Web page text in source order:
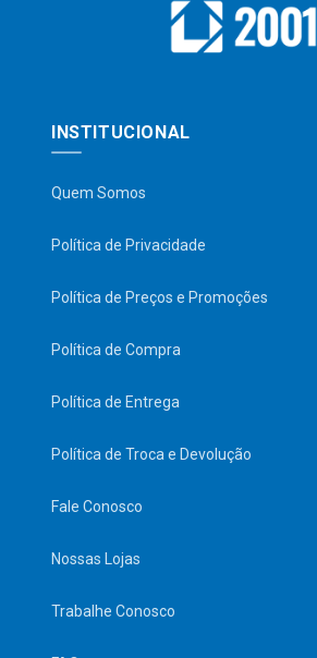
INSTITUCIONAL
Quem Somos
Política de Privacidade
Política de Preços e Promoções
Política de Compra
Política de Entrega
Política de Troca e Devolução
Fale Conosco
Nossas Lojas
Trabalhe Conosco